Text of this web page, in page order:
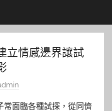
立情感邊界讓試
常面臨各種試探，從同儕